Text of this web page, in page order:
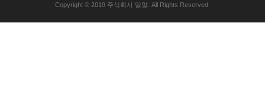
Copyright © 2019 주식회사 밀알. All Rights Reserved.